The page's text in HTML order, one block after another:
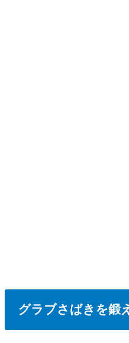
グラブさばきを鍛